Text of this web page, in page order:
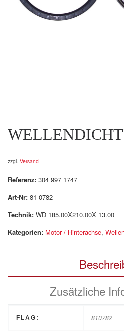
zzgl. Versand
Referenz: 304 997 1747
Art-Nr: 81 0782
Technik: WD 185.00X210.00X 13.00
Kategorien: Motor / Hinterachse,
Zusätzliche
FLAG: 810782